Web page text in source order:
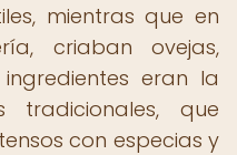
mientras que en
criaban ovejas,
eran la
que
con especias y